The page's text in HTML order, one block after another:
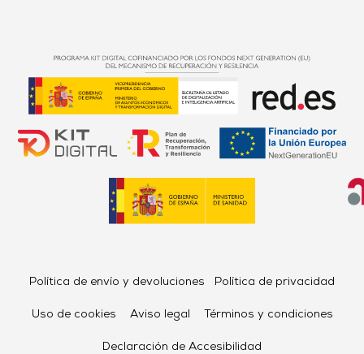
Política de envío y devoluciones Política de privacidad
Uso de cookies Aviso legal Términos y condiciones
Declaración de Accesibilidad